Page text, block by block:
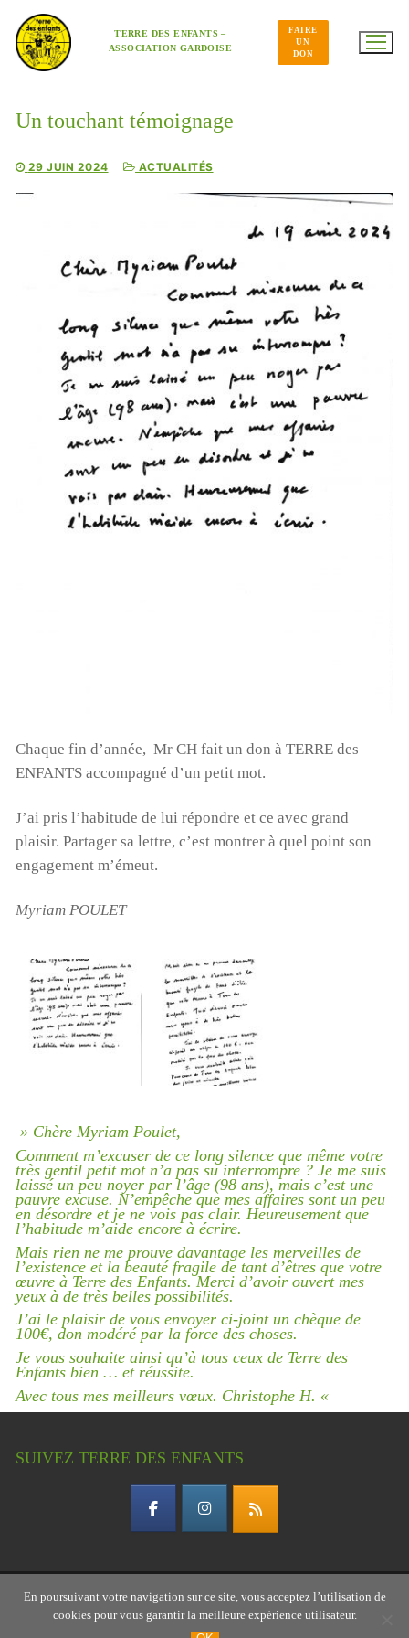
contenu
TERRE DES ENFANTS –
ASSOCIATION GARDOISE
FAIRE
UN
DON
Un touchant témoignage
29 JUIN 2024 ACTUALITÉS
Chaque fin d’année, Mr CH fait un don à TERRE des
ENFANTS accompagné d’un petit mot.
J’ai pris l’habitude de lui répondre et ce avec grand
plaisir. Partager sa lettre, c’est montrer à quel point son
engagement m’émeut.
Myriam POULET
» Chère Myriam Poulet,
Comment m’excuser de ce long silence que même votre
très gentil petit mot n’a pas su interrompre ? Je me suis
laissé un peu noyer par l’âge (98 ans), mais c’est une
pauvre excuse. N’empêche que mes affaires sont un peu
en désordre et je ne vois pas clair. Heureusement que
l’habitude m’aide encore à écrire.
Mais rien ne me prouve davantage les merveilles de
l’existence et la beauté fragile de tant d’êtres que votre
œuvre à Terre des Enfants. Merci d’avoir ouvert mes
yeux à de très belles possibilités.
J’ai le plaisir de vous envoyer ci-joint un chèque de
100€, don modéré par la force des choses.
Je vous souhaite ainsi qu’à tous ceux de Terre des
Enfants bien … et réussite.
Avec tous mes meilleurs vœux. Christophe H. «
SUIVEZ TERRE DES ENFANTS
Copyright © 2026 Terre des enfants – association
gardoise
En poursuivant votre navigation sur ce site, vous acceptez l’utilisation de
cookies pour vous garantir la meilleure expérience utilisateur.